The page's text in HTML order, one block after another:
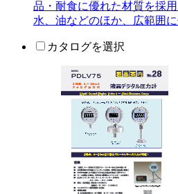
品・耐食に優れた材質を採
水、油などのほか、広範囲
カタログを選択